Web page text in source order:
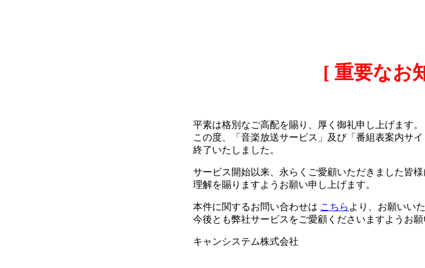
[ 重要なお
平素は格別なご高配を賜り、厚く御礼申し上げます。
この度、「音楽放送サービス」及び「番組表案内サ
終了いたしました。
サービス開始以来、永らくご愛顧いただきました皆
理解を賜りますようお願い申し上げます。
本件に関するお問い合わせは こちら より、お願いいた
今後とも弊社サービスをご愛顧くださいますようお願
キャンシステム株式会社